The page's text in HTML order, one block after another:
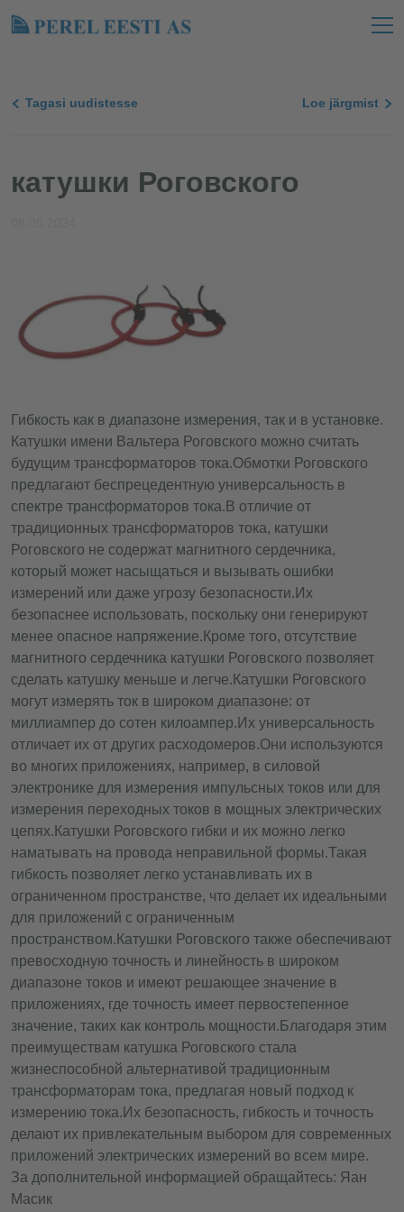
Tagasi uudistesse Loe järgmist
катушки Роговского
Гибкость как в диапазоне измерения, так и в установке.
Катушки имени Вальтера Роговского можно считать
будущим трансформаторов тока.Обмотки Роговского
предлагают беспрецедентную универсальность в
спектре трансформаторов тока. В отличие от
традиционных трансформаторов тока, катушки
Роговского не содержат магнитного сердечника,
который может насыщаться и вызывать ошибки
измерений или даже угрозу безопасности. Их
безопаснее использовать, поскольку они генерируют
менее опасное напряжение. Кроме того, отсутствие
магнитного сердечника катушки Роговского позволяет
сделать катушку меньше и легче. Катушки Роговского
могут измерять ток в широком диапазоне: от
миллиампер до сотен килоампер. Их универсальность
отличает их от других расходомеров.Они используются
во многих приложениях, например, в силовой
электронике для измерения импульсных токов или для
измерения переходных токов в мощных электрических
цепях. Катушки Роговского гибки и их можно легко
наматывать на провода неправильной формы.Такая
гибкость позволяет легко устанавливать их в
ограниченном пространстве, что делает их идеальными
для приложений с ограниченным
пространством. Катушки Роговского также обеспечивают
превосходную точность и линейность в широком
диапазоне токов и имеют решающее значение в
приложениях, где точность имеет первостепенное
значение, таких как контроль мощности. Благодаря этим
преимуществам катушка Роговского стала
жизнеспособной альтернативой традиционным
трансформаторам тока, предлагая новый подход к
измерению тока. Их безопасность, гибкость и точность
делают их привлекательным выбором для современных
приложений электрических измерений во всем мире.
За дополнительной информацией обращайтесь: Яан
Масик